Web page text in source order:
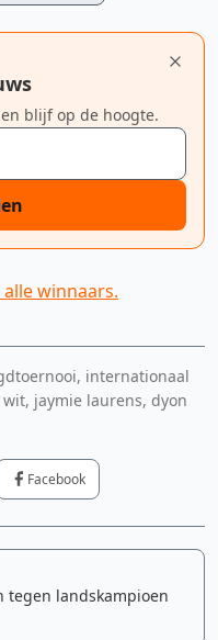
blijf op de hoogte.
winnaars.
internationaal
jaymie laurens, dyon
Facebook
tegen landskampioen